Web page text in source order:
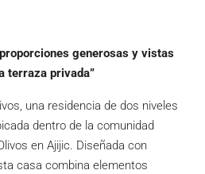
generosas y vistas
terraza privada”
una residencia de dos niveles
dentro de la comunidad
en Ajijic. Diseñada con
casa combina elementos